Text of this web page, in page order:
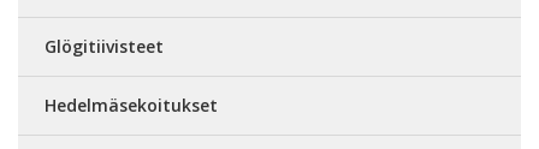
Glögitiivisteet
Hedelmäsekoitukset